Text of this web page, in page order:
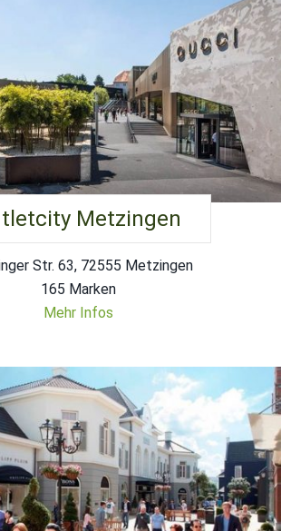
Metzingen
Str. 63, 72555 Metzingen
165 Marken
Mehr Infos